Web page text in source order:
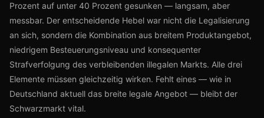
Prozent auf unter 40 Prozent gesunken — langsam, aber
messbar. Der entscheidende Hebel war nicht die Legalisierung
an sich, sondern die Kombination aus breitem Produktangebot,
niedrigem Besteuerungsniveau und konsequenter
Strafverfolgung des verbleibenden illegalen Markts. Alle drei
Elemente müssen gleichzeitig wirken. Fehlt eines — wie in
Deutschland aktuell das breite legale Angebot — bleibt der
Schwarzmarkt vital.